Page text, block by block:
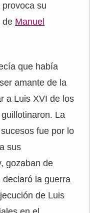
su
de Manuel
que había
amante de la
a Luis XVI de los
La
fue por lo
sus
gozaban de
la guerra
de Luis